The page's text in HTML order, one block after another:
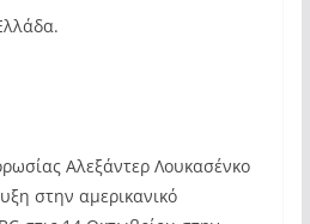
Αλεξάντερ Λουκασένκο
στην αμερικανικό